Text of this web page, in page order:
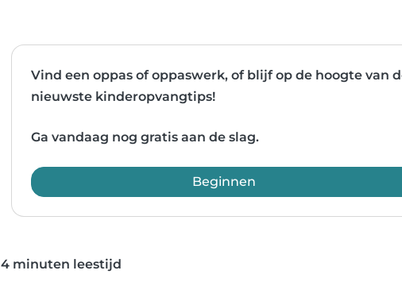
Vind een oppas of oppaswerk, of blijf op de hoogte van
nieuwste kinderopvangtips!
Ga vandaag nog gratis aan de slag.
Beginnen
4 minuten leestijd